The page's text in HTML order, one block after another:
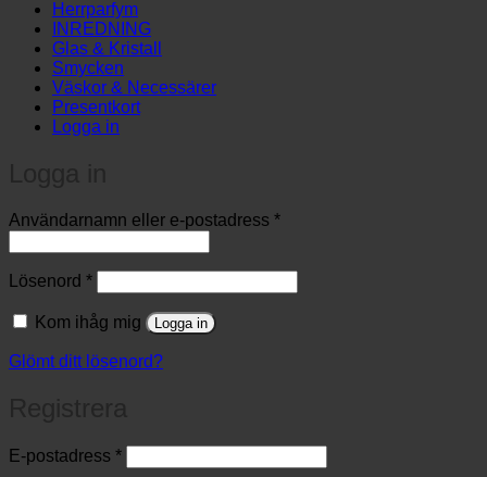
Herrparfym
INREDNING
Glas & Kristall
Smycken
Väskor & Necessärer
Presentkort
Logga in
Användarnamn eller e-postadress *Obligatoriskt
Lösenord *Obligatoriskt
Kom ihåg mig Logga in
Glömt ditt lösenord?
E-postadress *Obligatoriskt